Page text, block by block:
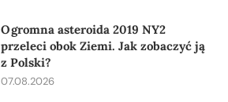
Ogromna asteroida 2019 NY2
przeleci obok Ziemi. Jak zobaczyć ją
z Polski?
07.08.2026